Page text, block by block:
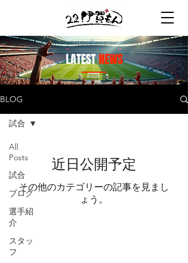
LATESTNEWS
BLOG
All
Posts
試合
ブログ
選手紹
介
スタッ
フ
試合
近日公開予定
その他のカテゴリーの記事を見まし
ょう。